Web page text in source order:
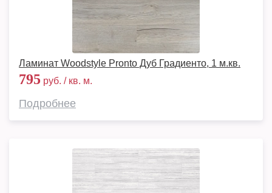
Ламинат Woodstyle Pronto Дуб Градиенто, 1 м.кв.
795 руб. / кв. м.
Подробнее